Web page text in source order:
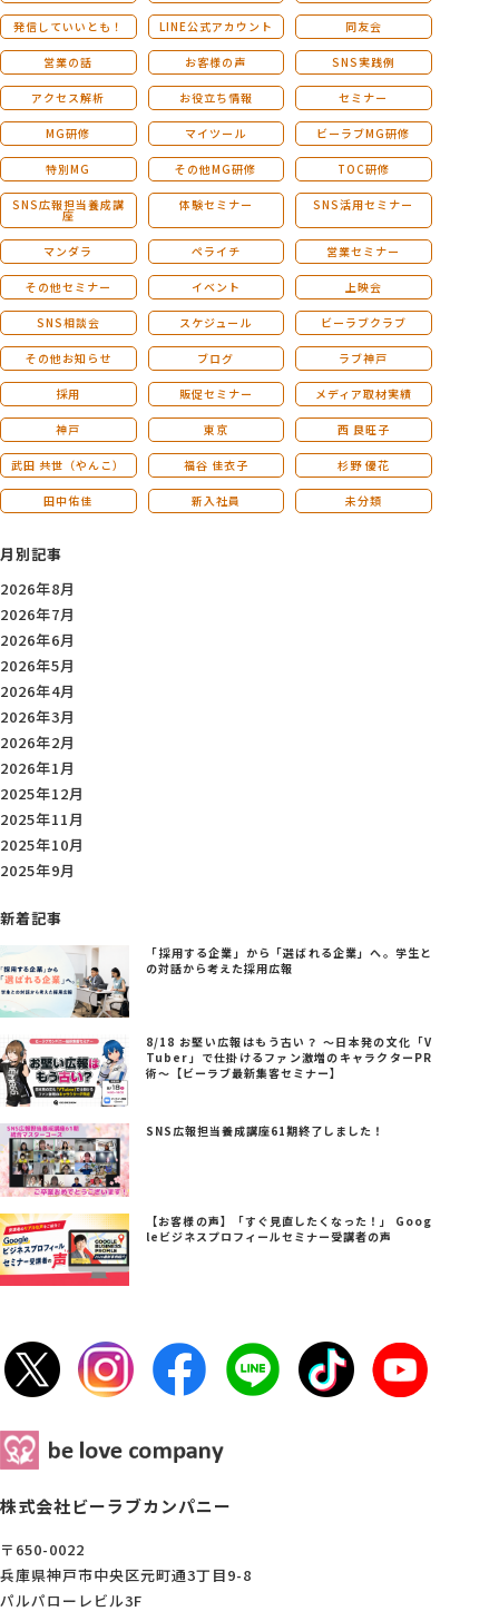
発信していいとも！ LINE公式アカウント 同友会
営業の話 お客様の声 SNS実践例
アクセス解析 お役立ち情報 セミナー
MG研修 マイツール ビーラブMG研修
特別MG その他MG研修 TOC研修
SNS広報担当養成講
座
体験セミナー SNS活用セミナー
マンダラ ペライチ 営業セミナー
その他セミナー イベント 上映会
SNS相談会 スケジュール ビーラブクラブ
その他お知らせ ブログ ラブ神戸
採用 販促セミナー メディア取材実績
神戸 東京 西 良旺子
武田 共世（やんこ） 福谷 佳衣子 杉野 優花
田中佑佳 新入社員 未分類
月別記事
2026年8月
2026年7月
2026年6月
2026年5月
2026年4月
2026年3月
2026年2月
2026年1月
2025年12月
2025年11月
2025年10月
2025年9月
新着記事
「採用する企業」から「選ばれる企業」へ。学生と
の対話から考えた採用広報
8/18 お堅い広報はもう古い？ ～日本発の文化「V
Tuber」で仕掛けるファン激増のキャラクターPR
術～【ビーラブ最新集客セミナー】
SNS広報担当養成講座61期終了しました！
【お客様の声】「すぐ見直したくなった！」 Goog
leビジネスプロフィールセミナー受講者の声
株式会社ビーラブカンパニー
〒650-0022
兵庫県神戸市中央区元町通3丁目9-8
パルパローレビル3F